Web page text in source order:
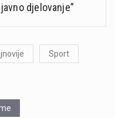
djelovanje”
Sport